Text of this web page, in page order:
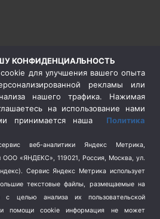
(404)
КОНФИДЕНЦИАЛЬНОСТЬ
для улучшения вашего опыта
рекламы или
нашего трафика. Нажимая
на использование нами
принимается наша Политика
веб-аналитики Яндекс Метрика,
ООО «ЯНДЕКС», 119021, Россия, Москва, ул.
Сервис Яндекс Метрика использует
текстовые файлы, размещаемые на
с целью анализа их пользовательской
помощи cookie информация не может